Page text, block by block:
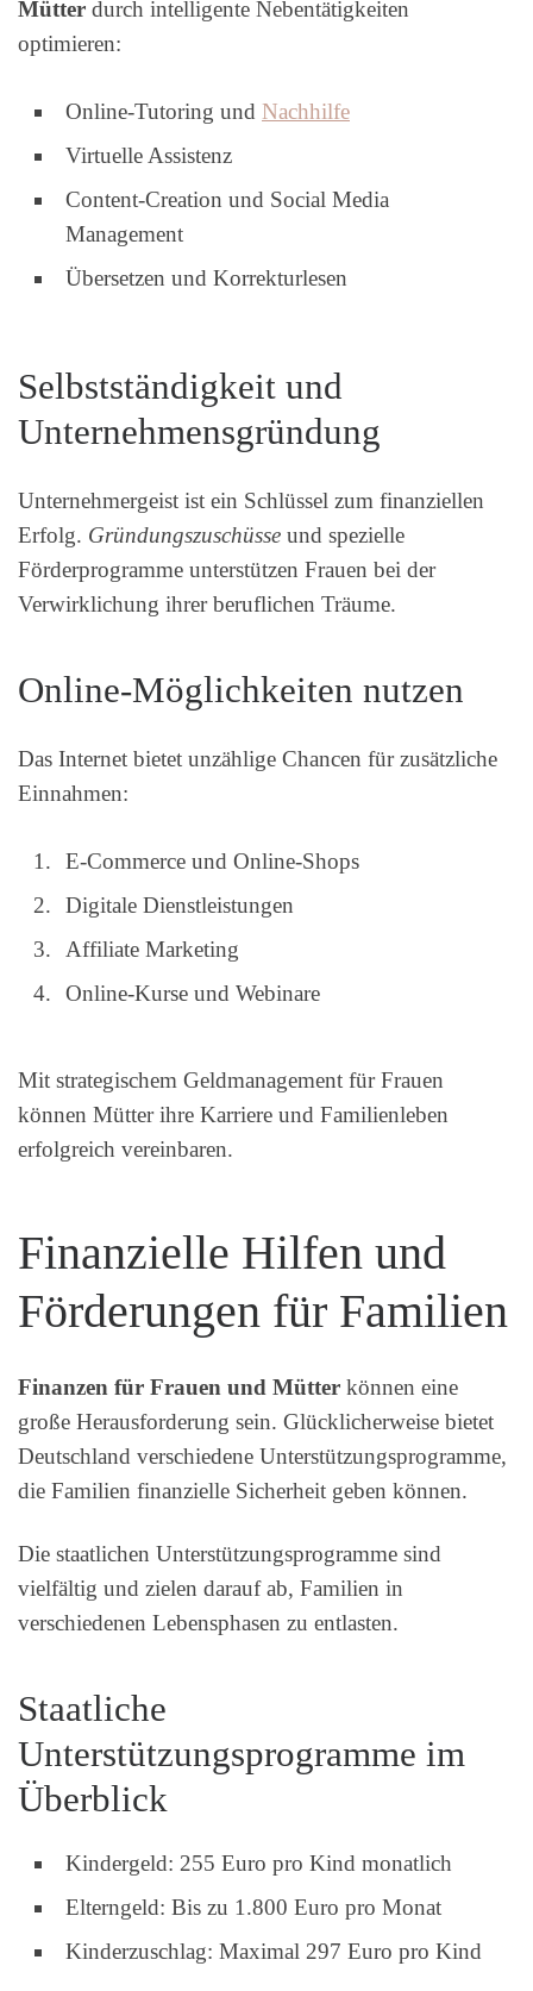
Mütter durch intelligente Nebentätigkeiten
optimieren:
Online-Tutoring und Nachhilfe
Virtuelle Assistenz
Content-Creation und Social Media
Management
Übersetzen und Korrekturlesen
Selbstständigkeit und
Unternehmensgründung
Unternehmergeist ist ein Schlüssel zum finanziellen
Erfolg. Gründungszuschüsse und spezielle
Förderprogramme unterstützen Frauen bei der
Verwirklichung ihrer beruflichen Träume.
Online-Möglichkeiten nutzen
Das Internet bietet unzählige Chancen für zusätzliche
Einnahmen:
E-Commerce und Online-Shops
Digitale Dienstleistungen
Affiliate Marketing
Online-Kurse und Webinare
Mit strategischem Geldmanagement für Frauen
können Mütter ihre Karriere und Familienleben
erfolgreich vereinbaren.
Finanzielle Hilfen und
Förderungen für Familien
Finanzen für Frauen und Mütter können eine
große Herausforderung sein. Glücklicherweise bietet
Deutschland verschiedene Unterstützungsprogramme,
die Familien finanzielle Sicherheit geben können.
Die staatlichen Unterstützungsprogramme sind
vielfältig und zielen darauf ab, Familien in
verschiedenen Lebensphasen zu entlasten.
Staatliche
Unterstützungsprogramme im
Überblick
Kindergeld: 255 Euro pro Kind monatlich
Elterngeld: Bis zu 1.800 Euro pro Monat
Kinderzuschlag: Maximal 297 Euro pro Kind